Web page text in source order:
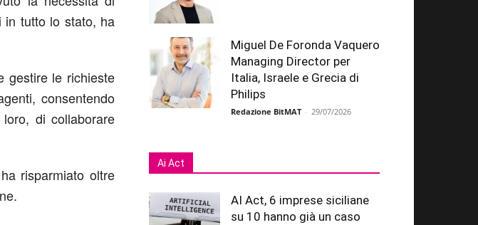
in tutto lo stato, ha
gestire le richieste
consentendo
di collaborare
risparmiato oltre
Miguel De Foronda Vaquero
Managing Director per
Italia, Israele e Grecia di
Philips
Redazione BitMAT - 29/07/2026
Ai Act
AI Act, 6 imprese siciliane
su 10 hanno già un caso